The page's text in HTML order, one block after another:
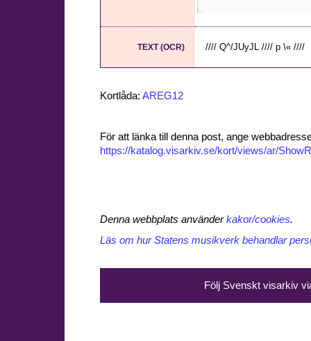
TEXT (OCR) //// Q^/JUyJL //// p \« ////
Kortlåda: AREG12
För att länka till denna post, ange
https://katalog.visarkiv.se/kort/views/ar/
Denna webbplats använderkakor/cookies.
Läs om hur Statens musikverk behandlar
Följ Svenskt visarkiv